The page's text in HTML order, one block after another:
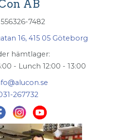
AB
7482
16, 415 05 Göteborg
hämtlager:
- Lunch 12:00 - 13:00
267732